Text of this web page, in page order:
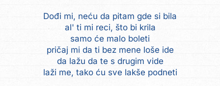
Dođi mi, neću da pitam gde si bila
al' ti mi reci, što bi krila
samo će malo boleti
pričaj mi da ti bez mene loše ide
da lažu da te s drugim vide
laži me, tako ću sve lakše podneti